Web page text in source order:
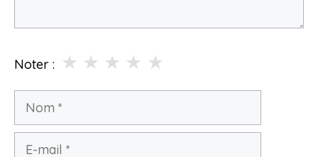
Noter : ★
★
★
★
★
Nom